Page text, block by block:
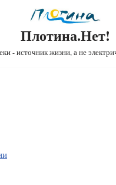
Плотина.Нет!
- источник жизни, а не